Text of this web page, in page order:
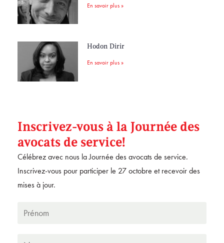
En savoir plus »
Hodon Dirir
En savoir plus »
Inscrivez-vous à la Journée des
avocats de service!
Célébrez avec nous la Journée des avocats de service.
Inscrivez-vous pour participer le 27 octobre et recevoir des
mises à jour.